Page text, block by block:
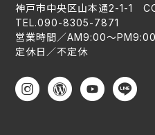
神戸市中央区山本通2-1-1
TEL.090-8305-7871
営業時間／AM9:00〜PM9:00
定休日／不定休